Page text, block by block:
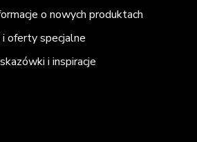
o nowych produktach
oferty specjalne
i inspiracje